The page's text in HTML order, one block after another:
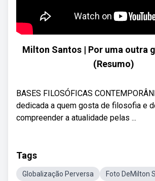
Milton Santos | Por uma outra
(Resumo)
BASES FILOSÓFICAS
dedicada a quem gosta de filosofia e
compreender a atualidade pelas ...
Tags
Globalização Perversa Foto DeMilton